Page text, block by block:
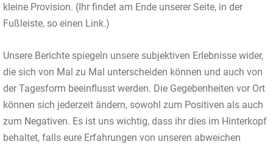
kleine Provision. (Ihr findet am Ende unserer Seite, in der
Fußleiste, so einen Link.)
Unsere Berichte spiegeln unsere subjektiven Erlebnisse wider,
die sich von Mal zu Mal unterscheiden können und auch von
der Tagesform beeinflusst werden. Die Gegebenheiten vor Ort
können sich jederzeit ändern, sowohl zum Positiven als auch
zum Negativen. Es ist uns wichtig, dass ihr dies im Hinterkopf
behaltet, falls eure Erfahrungen von unseren abweichen